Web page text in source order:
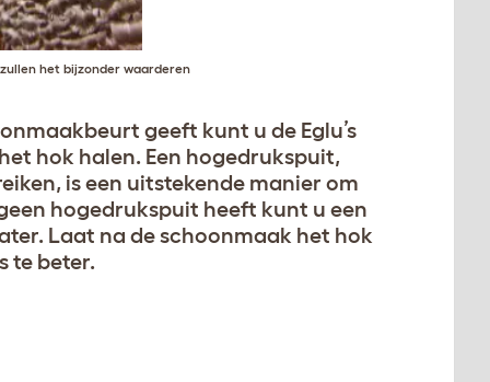
het bijzonder waarderen
geeft kunt u de Eglu’s
hok halen. Een hogedrukspuit,
is een uitstekende manier om
hogedrukspuit heeft kunt u een
Laat na de schoonmaak het hok
te beter.